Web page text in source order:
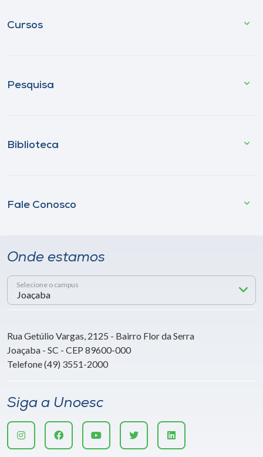
Cursos
Pesquisa
Biblioteca
Fale Conosco
Onde estamos
Selecione o campus
Rua Getúlio Vargas, 2125 - Bairro Flor da Serra
Joaçaba - SC - CEP 89600-000
Telefone (49) 3551-2000
Siga a Unoesc